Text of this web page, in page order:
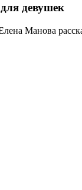
девушек
Манова